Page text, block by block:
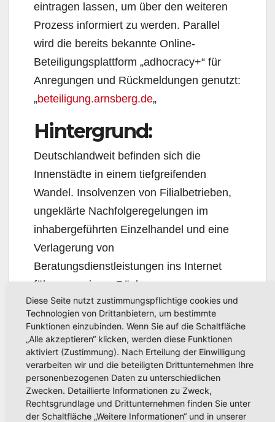
eintragen lassen, um über den weiteren
Prozess informiert zu werden. Parallel
wird die bereits bekannte Online-
Beteiligungsplattform „adhocracy+“ für
Anregungen und Rückmeldungen genutzt:
„beteiligung.arnsberg.de„
Hintergrund:
Deutschlandweit befinden sich die
Innenstädte in einem tiefgreifenden
Wandel. Insolvenzen von Filialbetrieben,
ungeklärte Nachfolgeregelungen im
inhabergeführten Einzelhandel und eine
Verlagerung von
Beratungsdienstleistungen ins Internet
führen zu einem Rückgang von
Ladenlokalnutzungen und in der Folge zu
Leerständen. Immer deutlicher wird
sichtbar, dass viele Innenstädte in den
letzten Jahrzehnten vor allem auf den
Einzelhandel gesetzt haben, wenn es um
die Attraktivität der zentralen
Versorgungsbereiche ging.
Diese Seite nutzt zustimmungspflichtige cookies und
Technologien von Drittanbietern, um bestimmte
Funktionen einzubinden. Wenn Sie auf die Schaltfläche
„Alle akzeptieren“ klicken, werden diese Funktionen
aktiviert (Zustimmung). Nach Erteilung der Einwilligung
verarbeiten wir und die beteiligten Drittunternehmen Ihre
personenbezogenen Daten zu unterschiedlichen
Zwecken. Detaillierte Informationen zu Zweck,
Rechtsgrundlage und Drittunternehmen finden Sie unter
der Schaltfläche „Weitere Informationen“ und in unserer